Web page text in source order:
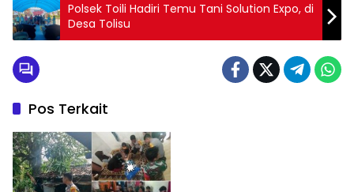
Polsek Toili Hadiri Temu Tani Solution Expo, di
Desa Tolisu
Pos Terkait